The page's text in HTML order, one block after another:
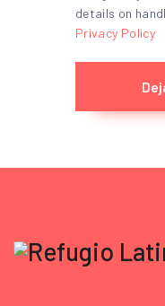
details on
Privacy Policy